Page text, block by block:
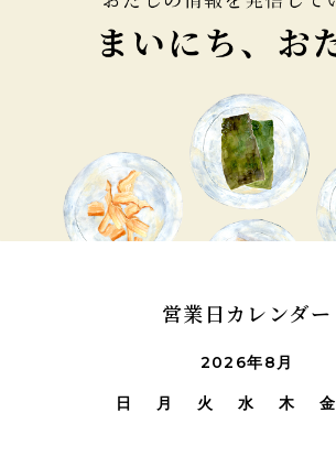
営業日カレンダー
2026年8月
日 月 火 水 木 金